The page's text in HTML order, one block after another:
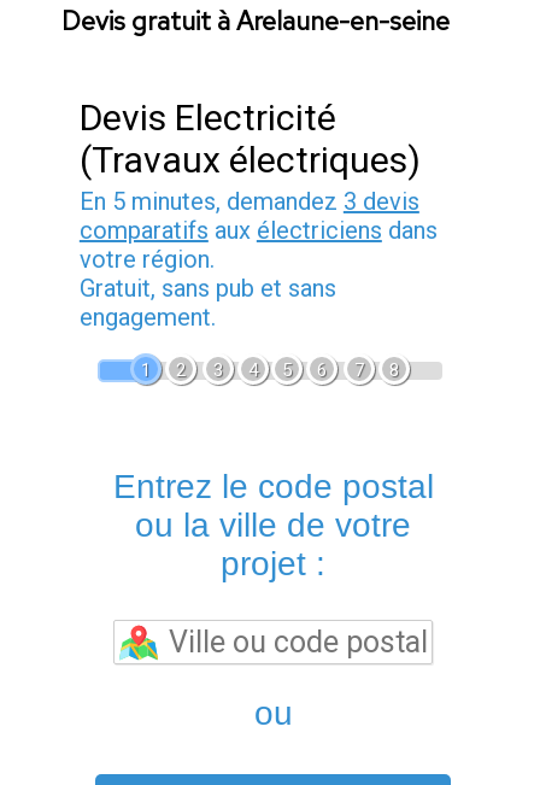
Devis gratuit à Arelaune-en-seine
Devis Electricité
(Travaux électriques)
En 5 minutes, demandez 3 devis
comparatifs aux électriciens dans
votre région.
Gratuit, sans pub et sans
engagement.
1 2 3 4 5 6 7 8
Entrez le code postal
ou la ville de votre
projet :
ou